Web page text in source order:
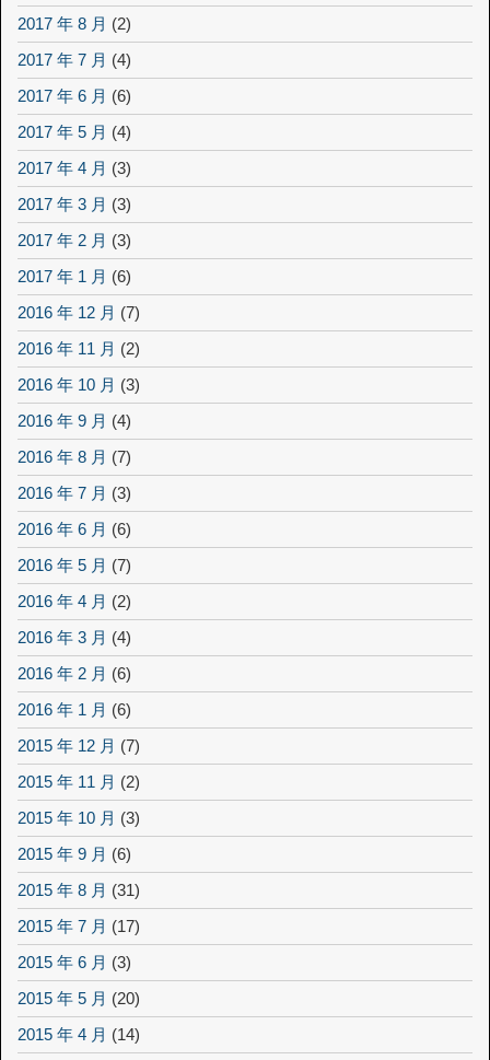
2017 年 8 月 (2)
2017 年 7 月 (4)
2017 年 6 月 (6)
2017 年 5 月 (4)
2017 年 4 月 (3)
2017 年 3 月 (3)
2017 年 2 月 (3)
2017 年 1 月 (6)
2016 年 12 月 (7)
2016 年 11 月 (2)
2016 年 10 月 (3)
2016 年 9 月 (4)
2016 年 8 月 (7)
2016 年 7 月 (3)
2016 年 6 月 (6)
2016 年 5 月 (7)
2016 年 4 月 (2)
2016 年 3 月 (4)
2016 年 2 月 (6)
2016 年 1 月 (6)
2015 年 12 月 (7)
2015 年 11 月 (2)
2015 年 10 月 (3)
2015 年 9 月 (6)
2015 年 8 月 (31)
2015 年 7 月 (17)
2015 年 6 月 (3)
2015 年 5 月 (20)
2015 年 4 月 (14)